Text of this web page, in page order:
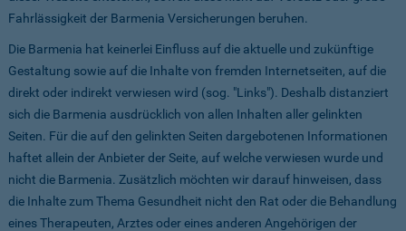
Fahrlässigkeit der Barmenia Versicherungen beruhen.
Die Barmenia hat keinerlei Einfluss auf die aktuelle und zukünftige
Gestaltung sowie auf die Inhalte von fremden Internetseiten, auf die
direkt oder indirekt verwiesen wird (sog. "Links"). Deshalb distanziert
sich die Barmenia ausdrücklich von allen Inhalten aller gelinkten
Seiten. Für die auf den gelinkten Seiten dargebotenen Informationen
haftet allein der Anbieter der Seite, auf welche verwiesen wurde und
nicht die Barmenia. Zusätzlich möchten wir darauf hinweisen, dass
die Inhalte zum Thema Gesundheit nicht den Rat oder die Behandlung
eines Therapeuten, Arztes oder eines anderen Angehörigen der